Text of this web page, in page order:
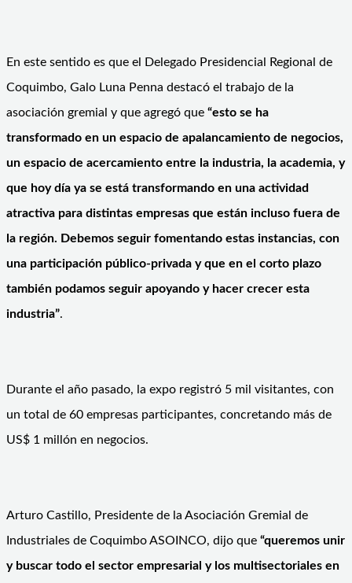
En este sentido es que el Delegado Presidencial Regional de
Coquimbo, Galo Luna Penna destacó el trabajo de la
asociación gremial y que agregó que “esto se ha
transformado en un espacio de apalancamiento de negocios,
un espacio de acercamiento entre la industria, la academia, y
que hoy día ya se está transformando en una actividad
atractiva para distintas empresas que están incluso fuera de
la región. Debemos seguir fomentando estas instancias, con
una participación público-privada y que en el corto plazo
también podamos seguir apoyando y hacer crecer esta
industria”.
Durante el año pasado, la expo registró 5 mil visitantes, con
un total de 60 empresas participantes, concretando más de
US$ 1 millón en negocios.
Arturo Castillo, Presidente de la Asociación Gremial de
Industriales de Coquimbo ASOINCO, dijo que “queremos unir
y buscar todo el sector empresarial y los multisectoriales en